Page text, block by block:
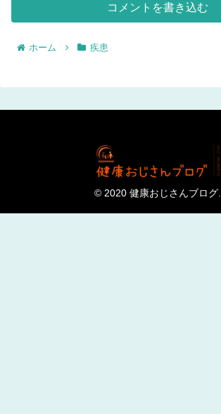
コメントを書き込む
ホーム 疾患
© 2020 健康おじさんブログ.